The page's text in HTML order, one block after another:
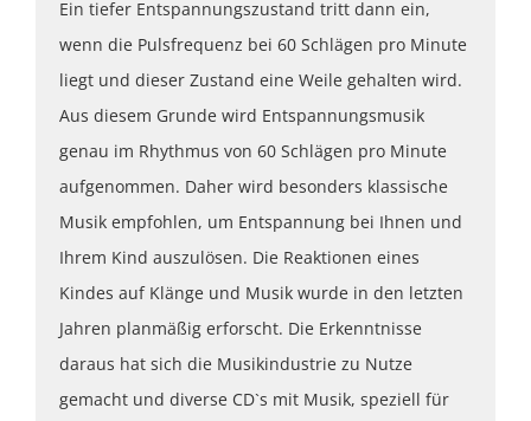
Ein tiefer Entspannungszustand tritt dann ein,
wenn die Pulsfrequenz bei 60 Schlägen pro Minute
liegt und dieser Zustand eine Weile gehalten wird.
Aus diesem Grunde wird Entspannungsmusik
genau im Rhythmus von 60 Schlägen pro Minute
aufgenommen. Daher wird besonders klassische
Musik empfohlen, um Entspannung bei Ihnen und
Ihrem Kind auszulösen. Die Reaktionen eines
Kindes auf Klänge und Musik wurde in den letzten
Jahren planmäßig erforscht. Die Erkenntnisse
daraus hat sich die Musikindustrie zu Nutze
gemacht und diverse CD`s mit Musik, speziell für